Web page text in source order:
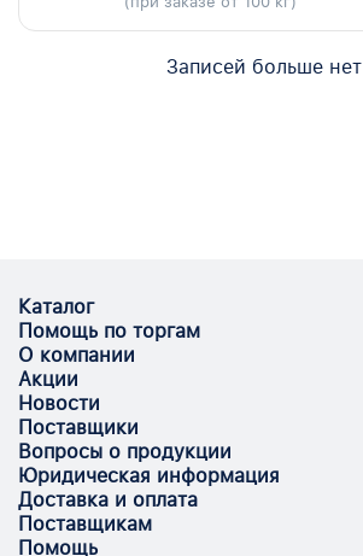
Записей больше нет
Каталог
Помощь по торгам
О компании
Акции
Новости
Поставщики
Вопросы о продукции
Юридическая информация
Доставка и оплата
Поставщикам
Помощь